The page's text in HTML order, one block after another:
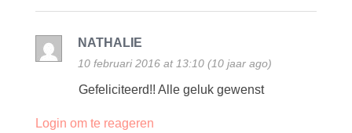
NATHALIE
10 februari 2016 at 13:10 (10 jaar ago)
Gefeliciteerd!! Alle geluk gewenst
Login om te reageren